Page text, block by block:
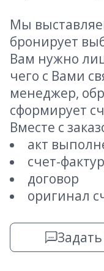
Мы
бронирует
Вам нужно
чего с Вами
менеджер,
сформирует
Вместе с
акт
счет-
договор
оригинал